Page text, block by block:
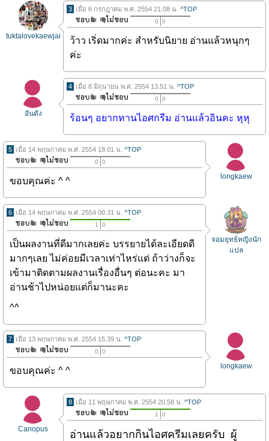
tuktalovekaewjai
3 เมื่อ 6 กรกฎาคม พ.ศ. 2554 21.08 น. ^TOP
0 0
ว้าว เริ่ดมากค่ะ สำหรับนิยาย อ่านแล้วหนุกๆ
ค่ะ
อันตัง
4 เมื่อ 8 มิถุนายน พ.ศ. 2554 13.51 น. ^TOP
0 0
ร้อนๆ อยากทานไอศกรีม อ่านแล้วอินคะ หุหุ
longkaew
5 เมื่อ 14 พฤษภาคม พ.ศ. 2554 18.01 น. ^TOP
0 0
ขอบคุณค่ะ ^ ^
จอมยุทธ์หญิงนัก
แปล
6 เมื่อ 14 พฤษภาคม พ.ศ. 2554 00.31 น. ^TOP
1 0
เป็นผลงานที่ดีมากเลยค่ะ บรรยายได้ละเอียดดี
มากๆเลย ไม่ค่อยมีเวลาเท่าไหร่แต่ ถ้าว่างก็จะ
เข้ามาติดตามผลงานเรื่องอื่นๆ ต่อนะคะ มา
อ่านช้าไปหน่อยแต่ก็มานะคะ
^^
longkaew
7 เมื่อ 13 พฤษภาคม พ.ศ. 2554 15.39 น. ^TOP
0 0
ขอบคุณค่ะ ^ ^
Canopus
8 เมื่อ 11 พฤษภาคม พ.ศ. 2554 20.58 น. ^TOP
1 0
อ่านแล้วอยากกินไอศครีมเลยครับ ผู้